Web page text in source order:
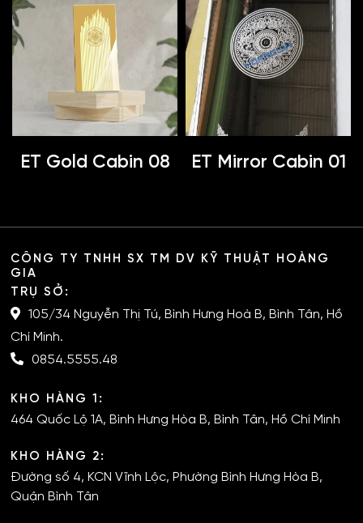
ET Gold Cabin 08 ET Mirror Cabin 01
CÔNG TY TNHH SX TM DV KỸ THUẬT HOÀNG
GIA
TRỤ SỞ:
105/34 Nguyễn Thị Tú, Bình Hưng Hoà B, Bình Tân, Hồ
Chí Minh.
0854.5555.48
KHO HÀNG 1:
464 Quốc Lộ 1A, Bình Hưng Hòa B, Bình Tân, Hồ Chí Minh
KHO HÀNG 2:
Đường số 4, KCN Vĩnh Lộc, Phường Bình Hưng Hòa B,
Quận Bình Tân